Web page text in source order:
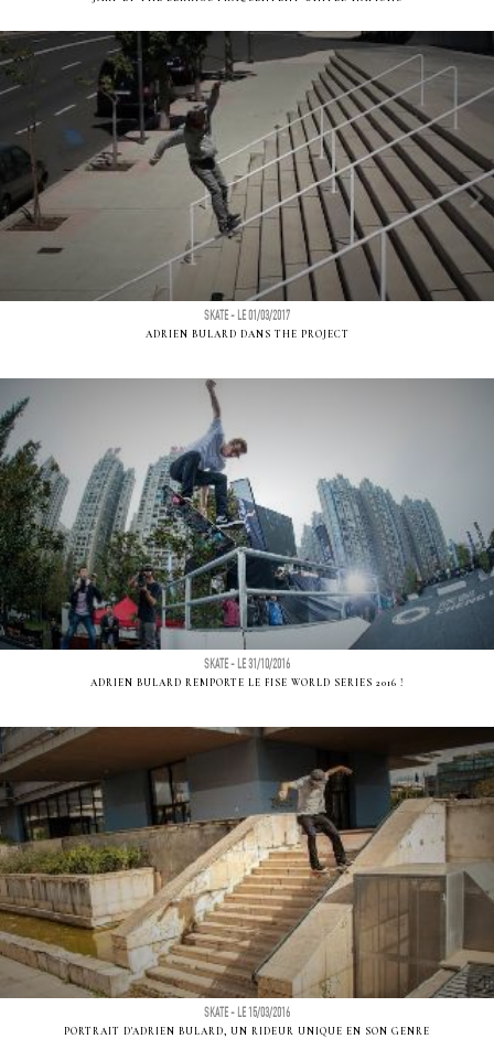
SKATE - LE 01/03/2017
ADRIEN BULARD DANS THE PROJECT
SKATE - LE 31/10/2016
ADRIEN BULARD REMPORTE LE FISE WORLD SERIES 2016 !
SKATE - LE 15/03/2016
PORTRAIT D'ADRIEN BULARD, UN RIDEUR UNIQUE EN SON GENRE